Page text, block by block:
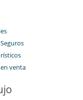
venta